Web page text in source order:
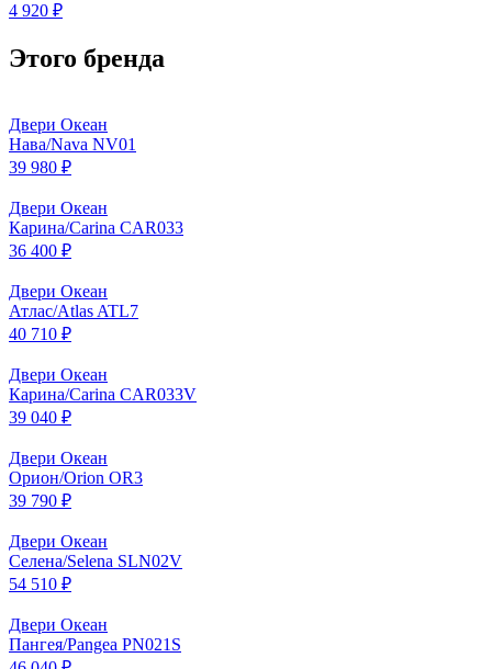
4 920 ₽
Этого бренда
Двери Океан
Нава/Nava NV01
39 980 ₽
Двери Океан
Карина/Carina CAR033
36 400 ₽
Двери Океан
Атлас/Atlas ATL7
40 710 ₽
Двери Океан
Карина/Carina CAR033V
39 040 ₽
Двери Океан
Орион/Orion OR3
39 790 ₽
Двери Океан
Селена/Selena SLN02V
54 510 ₽
Двери Океан
Пангея/Pangea PN021S